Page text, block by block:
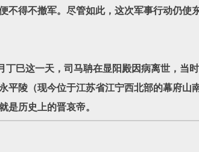
不得不撤军。尽管如此，这次军事行动仍使
巳这一天，司马聃在显阳殿因病离世，当
平陵（现今位于江苏省江宁西北部的幕府
是历史上的晋哀帝。